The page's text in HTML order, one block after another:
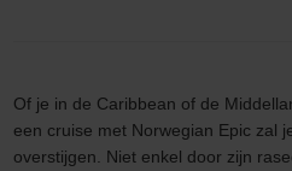
Of je in de Caribbean of de
een cruise met Norwegian Epic zal
overstijgen. Niet enkel door zijn